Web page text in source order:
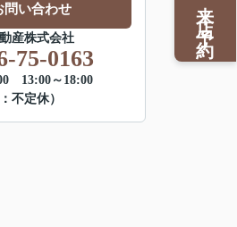
問い合わせ
産株式会社
75-0163
13:00～18:00
不定休）
来店予約